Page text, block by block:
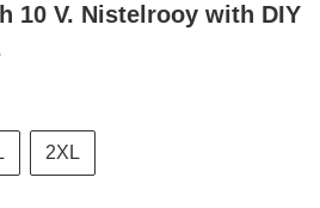
10 V. Nistelrooy with DIY
2XL